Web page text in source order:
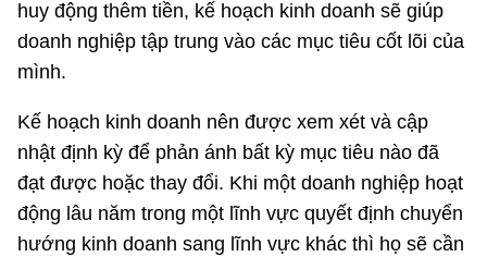
huy động thêm tiền, kế hoạch kinh doanh sẽ giúp
doanh nghiệp tập trung vào các mục tiêu cốt lõi của
mình.
Kế hoạch kinh doanh nên được xem xét và cập
nhật định kỳ để phản ánh bất kỳ mục tiêu nào đã
đạt được hoặc thay đổi. Khi một doanh nghiệp hoạt
động lâu năm trong một lĩnh vực quyết định chuyển
hướng kinh doanh sang lĩnh vực khác thì họ sẽ cần